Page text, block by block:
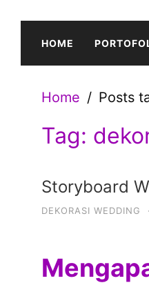
content
HOME
Home Posts
Tag:
Storyboard
DEKORASI WEDDING ·